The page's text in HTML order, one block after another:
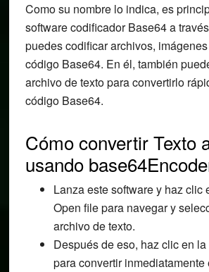
Como su nombre lo indica, es
software codificador Base64 a
puedes codificar archivos,
código Base64. En él, también
archivo de texto para convertirlo
código Base64.
Cómo convertir Texto
usando
Lanza este software y haz clic
Open file para navegar y
archivo de texto.
Después de eso, haz clic en
para convertir